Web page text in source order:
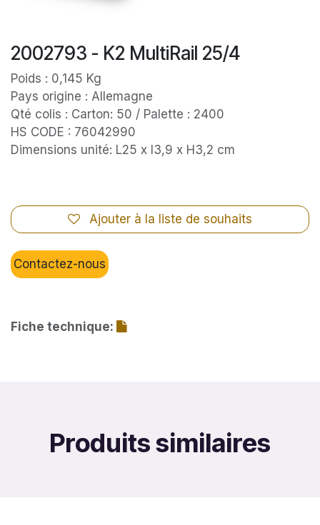
2002793 - K2 MultiRail 25/4
Poids : 0,145 Kg
Pays origine : Allemagne
Qté colis : Carton: 50 / Palette : 2400
HS CODE : 76042990
Dimensions unité: L25 x l3,9 x H3,2 cm
Ajouter à la liste de souhaits
Contactez-nous
Fiche technique:
Produits similaires